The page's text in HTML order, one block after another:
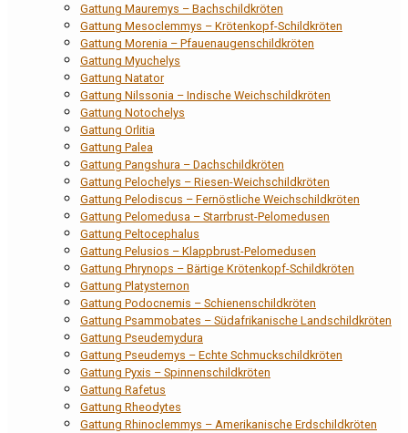
Gattung Mauremys – Bachschildkröten
Gattung Mesoclemmys – Krötenkopf-Schildkröten
Gattung Morenia – Pfauenaugenschildkröten
Gattung Myuchelys
Gattung Natator
Gattung Nilssonia – Indische Weichschildkröten
Gattung Notochelys
Gattung Orlitia
Gattung Palea
Gattung Pangshura – Dachschildkröten
Gattung Pelochelys – Riesen-Weichschildkröten
Gattung Pelodiscus – Fernöstliche Weichschildkröten
Gattung Pelomedusa – Starrbrust-Pelomedusen
Gattung Peltocephalus
Gattung Pelusios – Klappbrust-Pelomedusen
Gattung Phrynops – Bärtige Krötenkopf-Schildkröten
Gattung Platysternon
Gattung Podocnemis – Schienenschildkröten
Gattung Psammobates – Südafrikanische Landschildkröten
Gattung Pseudemydura
Gattung Pseudemys – Echte Schmuckschildkröten
Gattung Pyxis – Spinnenschildkröten
Gattung Rafetus
Gattung Rheodytes
Gattung Rhinoclemmys – Amerikanische Erdschildkröten